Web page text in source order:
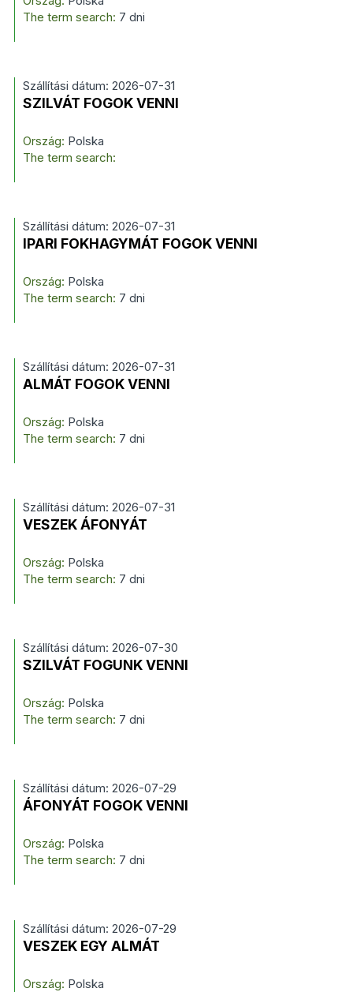
The term search: 7 dni
Szállítási dátum: 2026-07-31
SZILVÁT FOGOK VENNI
Ország: Polska
The term search:
Szállítási dátum: 2026-07-31
IPARI FOKHAGYMÁT FOGOK VENNI
Ország: Polska
The term search: 7 dni
Szállítási dátum: 2026-07-31
ALMÁT FOGOK VENNI
Ország: Polska
The term search: 7 dni
Szállítási dátum: 2026-07-31
VESZEK ÁFONYÁT
Ország: Polska
The term search: 7 dni
Szállítási dátum: 2026-07-30
SZILVÁT FOGUNK VENNI
Ország: Polska
The term search: 7 dni
Szállítási dátum: 2026-07-29
ÁFONYÁT FOGOK VENNI
Ország: Polska
The term search: 7 dni
Szállítási dátum: 2026-07-29
VESZEK EGY ALMÁT
Ország: Polska